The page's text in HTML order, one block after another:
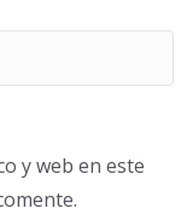
y web en este